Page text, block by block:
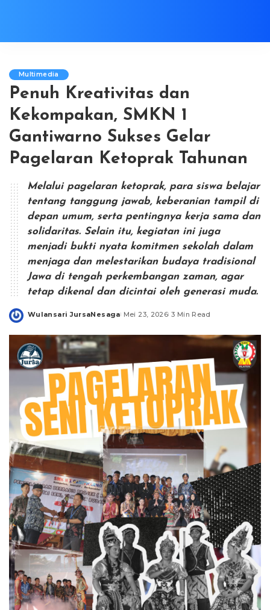
Multimedia
Penuh Kreativitas dan
Kekompakan, SMKN 1
Gantiwarno Sukses Gelar
Pagelaran Ketoprak Tahunan
Melalui pagelaran ketoprak, para siswa belajar
tentang tanggung jawab, keberanian tampil di
depan umum, serta pentingnya kerja sama dan
solidaritas. Selain itu, kegiatan ini juga
menjadi bukti nyata komitmen sekolah dalam
menjaga dan melestarikan budaya tradisional
Jawa di tengah perkembangan zaman, agar
tetap dikenal dan dicintai oleh generasi muda.
Posted
Wulansari JursaNesaga Mei 23, 2026 3 Min Read